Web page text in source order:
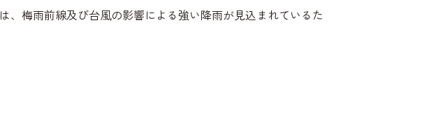
は、梅雨前線及び台風の影響による強い降雨が見込まれているた